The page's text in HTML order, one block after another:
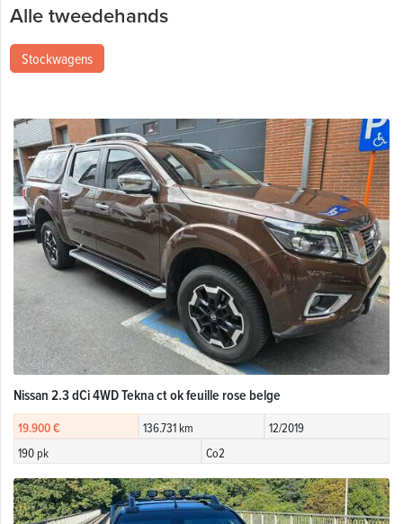
Alle tweedehands
Stockwagens
Nissan 2.3 dCi 4WD Tekna ct ok feuille rose belge
19.900 € 136.731 km
12/2019
190 pk
Co2